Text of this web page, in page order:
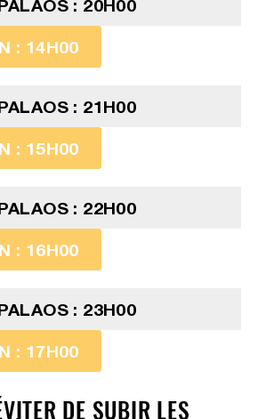
PALAOS : 20H00
: 14H00
: 21H00
: 15H00
: 22H00
: 16H00
: 23H00
: 17H00
DE SUBIR LES